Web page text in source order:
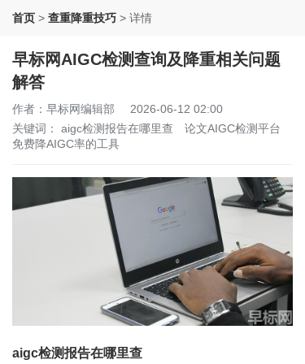
首页 > 查重降重技巧 > 详情
早标网AIGC检测查询及降重相关问题
解答
作者：早标网编辑部
2026-06-12 02:00
关键词： aigc检测报告在哪里查
论文AIGC检测平台
免费降AIGC率的工具
aigc检测报告在哪里查